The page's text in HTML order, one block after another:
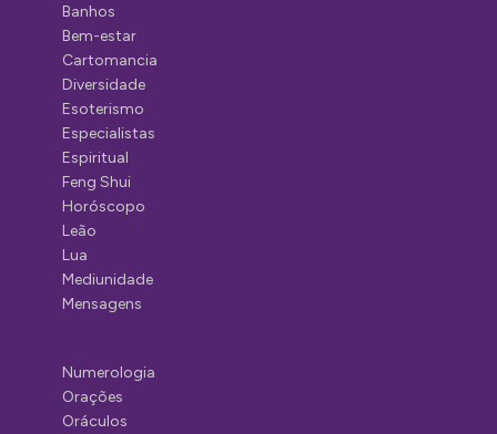
Banhos
Bem-estar
Cartomancia
Diversidade
Esoterismo
Especialistas
Espiritual
Feng Shui
Horóscopo
Leão
Lua
Mediunidade
Mensagens
Numerologia
Orações
Oráculos